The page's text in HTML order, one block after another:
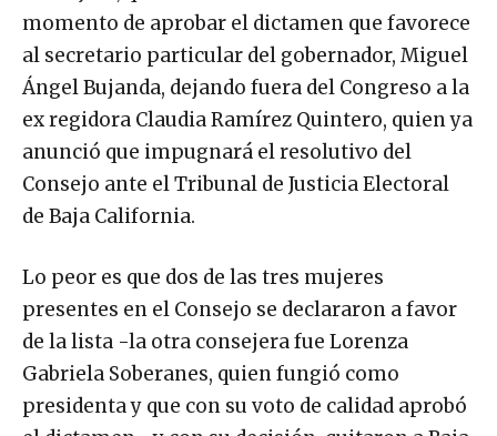
momento de aprobar el dictamen que favorece
al secretario particular del gobernador, Miguel
Ángel Bujanda, dejando fuera del Congreso a la
ex regidora Claudia Ramírez Quintero, quien ya
anunció que impugnará el resolutivo del
Consejo ante el Tribunal de Justicia Electoral
de Baja California.
Lo peor es que dos de las tres mujeres
presentes en el Consejo se declararon a favor
de la lista -la otra consejera fue Lorenza
Gabriela Soberanes, quien fungió como
presidenta y que con su voto de calidad aprobó